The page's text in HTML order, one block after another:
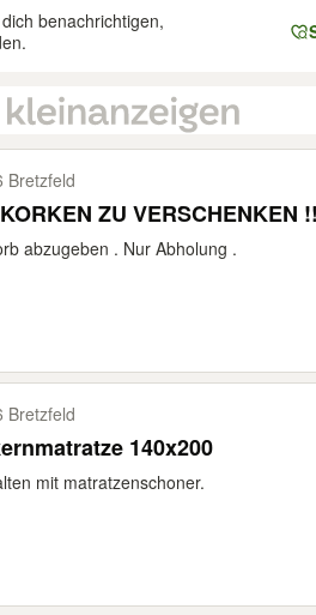
benachrichtigen,
Bretzfeld
ZU VERSCHENKEN
abzugeben . Nur Abholung .
Bretzfeld
140x200
mit matratzenschoner.